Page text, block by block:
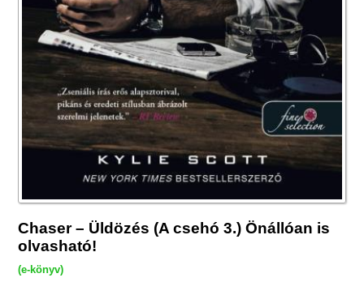
Chaser – Üldözés (A csehó 3.) Önállóan is
olvasható!
(e-könyv)